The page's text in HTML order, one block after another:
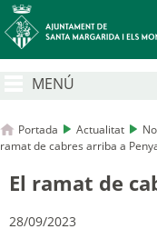
MENÚ
Portada Actualitat
ramat de cabres arriba a
El ramat de
28/09/2023